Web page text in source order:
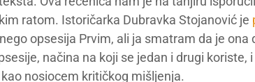
ratom. Istoričarka Dubravka Stojanović je
opsesija Prvim, ali ja smatram da je
načina na koji se jedan i drugi
nosiocem kritičkog mišljenja.